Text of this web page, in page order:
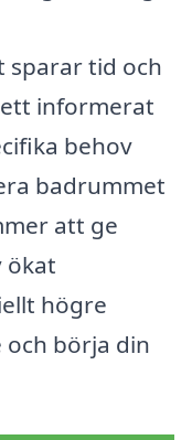
sparar tid och
informerat
behov
badrummet
att ge
ökat
högre
börja din